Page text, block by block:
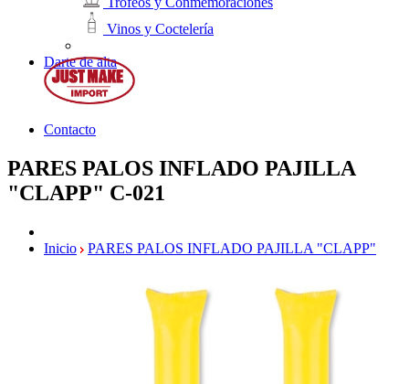
Vinos y Coctelería
Darte de alta
Contacto
PARES PALOS INFLADO PAJILLA
"CLAPP" C-021
Inicio PARES PALOS INFLADO PAJILLA "CLAPP"